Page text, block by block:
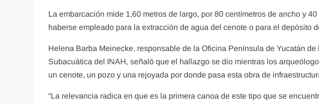
La embarcación mide 1,60 metros de largo, por 80 centímetros de ancho y
haberse empleado para la extracción de agua del cenote o para el depósito
Helena Barba Meinecke, responsable de la Oficina Península de Yucatán
Subacuática del INAH, señaló que el hallazgo se dio mientras los
un cenote, un pozo y una rejoyada por donde pasa esta obra de
“La relevancia radica en que es la primera canoa de este tipo que se